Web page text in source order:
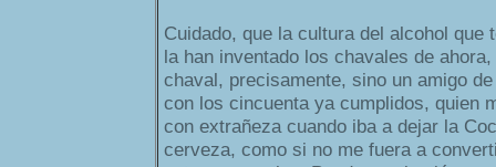
Cuidado, que la cultura del alcohol que
la han inventado los chavales de
chaval, precisamente, sino un amigo
con los cincuenta ya cumplidos, quien
con extrañeza cuando iba a dejar la
cerveza, como si no me fuera a